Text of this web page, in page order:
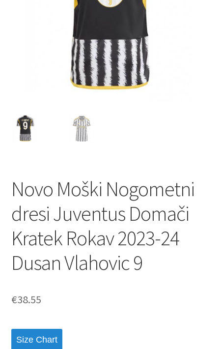
Novo Moški Nogometni
dresi Juventus Domači
Kratek Rokav 2023-24
Dusan Vlahovic 9
€38.55
Size Chart